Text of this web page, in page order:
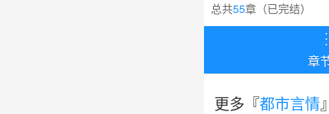
总共55章（已完结）
章
更多『都市言情